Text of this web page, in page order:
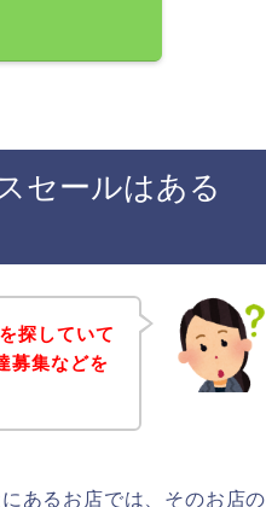
セールはある
探していて
募集などを
あるお店では、そのお店の